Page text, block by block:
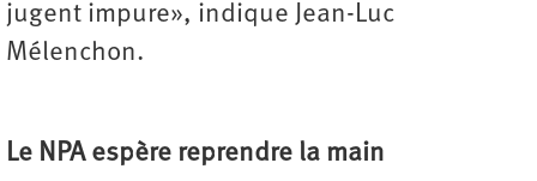
jugent impure», indique Jean-Luc
Mélenchon.
Le NPA espère reprendre la main